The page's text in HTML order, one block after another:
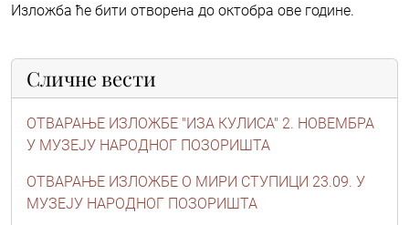
Изложба ће бити отворена до октобра ове године.
Сличне вести
ОТВАРАЊЕ ИЗЛОЖБЕ "ИЗА КУЛИСА" 2. НОВЕМБРА
У МУЗЕЈУ НАРОДНОГ ПОЗОРИШТА
ОТВАРАЊЕ ИЗЛОЖБЕ О МИРИ СТУПИЦИ 23.09. У
МУЗЕЈУ НАРОДНОГ ПОЗОРИШТА